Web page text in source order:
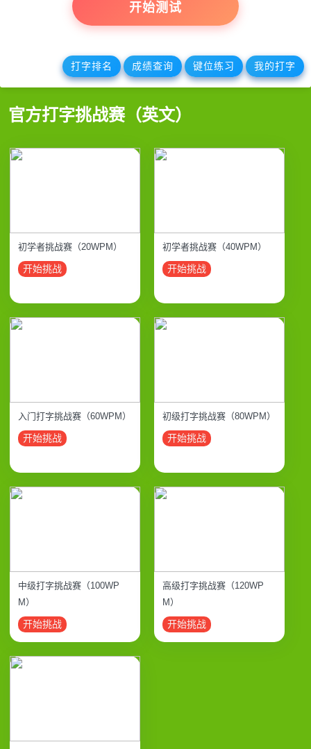
开始测试
打字排名 成绩查询 键位练习 我的打字
官方打字挑战赛（英文）
初学者挑战赛（20WPM）
开始挑战
初学者挑战赛（40WPM）
开始挑战
入门打字挑战赛（60WPM）
开始挑战
初级打字挑战赛（80WPM）
开始挑战
中级打字挑战赛（100WP
M）
开始挑战
高级打字挑战赛（120WP
M）
开始挑战